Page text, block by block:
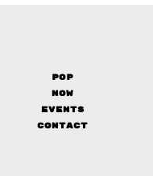
Pop
Now
Events
Contact